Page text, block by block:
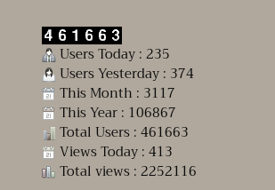
Users Today : 235
Users Yesterday : 374
This Month : 3117
This Year : 106867
Total Users : 461663
Views Today : 413
Total views : 2252116